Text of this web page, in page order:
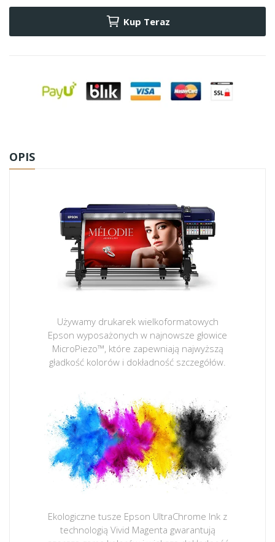
Kup Teraz
OPIS
Używamy drukarek wielkoformatowych
Epson wyposażonych w najnowsze głowice
MicroPiezo™, które zapewniają najwyższą
gładkość kolorów i dokładność szczegółów.
Ekologiczne tusze Epson UltraChrome Ink z
technologią Vivid Magenta gwarantują